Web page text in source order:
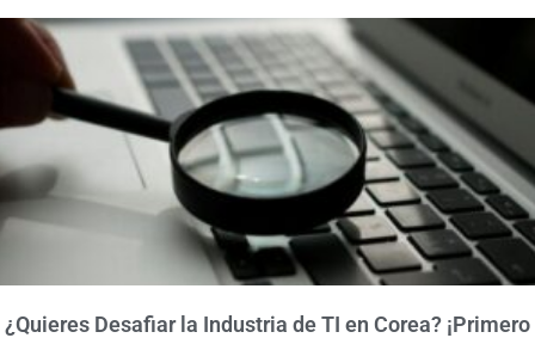
¿Quieres Desafiar la Industria de TI en Corea? ¡Primero